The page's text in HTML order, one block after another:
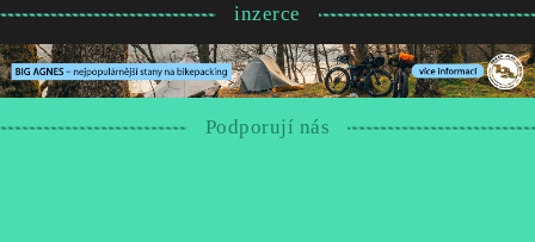
inzerce
Podporují nás